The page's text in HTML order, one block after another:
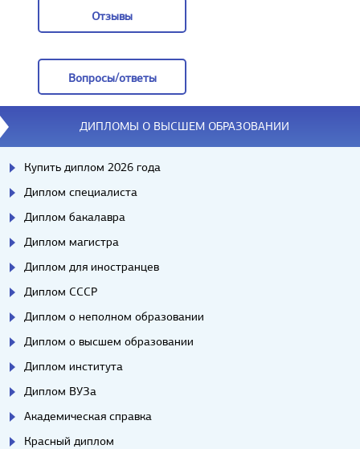
Отзывы
Вопросы/ответы
Вопросы/ответы
ДИПЛОМЫ О ВЫСШЕМ ОБРАЗОВАНИИ
Купить диплом 2026 года
Диплом специалиста
Диплом бакалавра
Диплом магистра
Диплом для иностранцев
Диплом СССР
Диплом о неполном образовании
Диплом о высшем образовании
Диплом института
Диплом ВУЗа
Академическая справка
Красный диплом